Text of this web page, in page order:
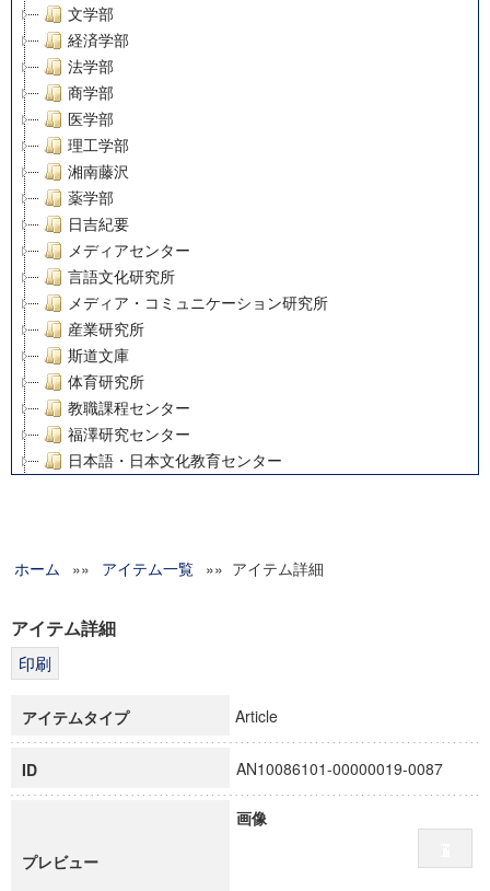
文学部
経済学部
法学部
商学部
医学部
理工学部
湘南藤沢
薬学部
日吉紀要
メディアセンター
言語文化研究所
メディア・コミュニケーション研究所
産業研究所
斯道文庫
体育研究所
教職課程センター
福澤研究センター
日本語・日本文化教育センター
グローバルリサーチインスティテュート
科学研究費補助金研究成果報告書
博士課程教育リーディングプログラム「超成熟社会発展のサ
ホーム »» アイテム一覧 »» アイテム詳細
アイテム詳細
アイテムタイプ Article
ID AN10086101-00000019-0087
プレビュー
画像